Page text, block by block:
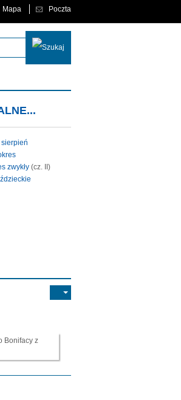
nie zginął, ale miał życie wieczne." (J 3,16)
Mapa Poczta
sierpień
zwykły(cz. II)